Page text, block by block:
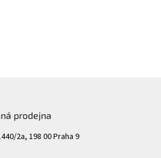
prodejna
2a, 198 00 Praha 9